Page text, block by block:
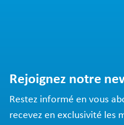
Rejoignez notre
Restez informé en vous
recevez en exclusivité les